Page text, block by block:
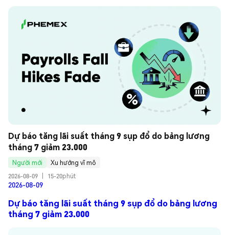
Dự báo tăng lãi suất tháng 9 sụp đổ do bảng lương
tháng 7 giảm 23.000
Người mới
Xu hướng vĩ mô
2026-08-09
15-20phút
2026-08-09
Dự báo tăng lãi suất tháng 9 sụp đổ do bảng lương
tháng 7 giảm 23.000